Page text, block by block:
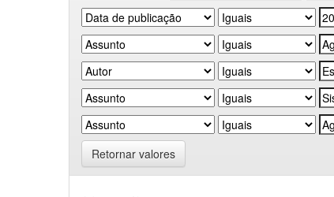
Retornar valores